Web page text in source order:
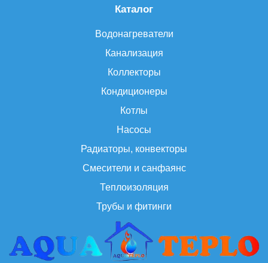
Каталог
Водонагреватели
Канализация
Коллекторы
Кондиционеры
Котлы
Насосы
Радиаторы, конвекторы
Смесители и санфаянс
Теплоизоляция
Трубы и фитинги